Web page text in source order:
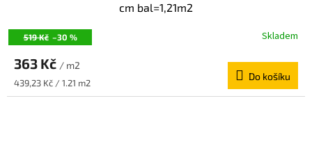
519 Kč –30 %
cm bal=1,21m2
Skladem
363 Kč / m2
Měrná
cena:
439,23 Kč / 1.21 m2
Do košíku